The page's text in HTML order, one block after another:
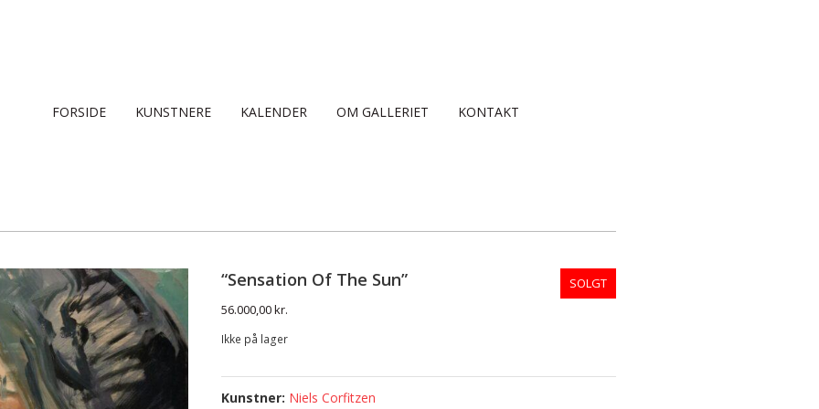
FORSIDE KUNSTNERE KALENDER OM GALLERIET KONTAKT
SOLGT
“Sensation Of The Sun”
56.000,00kr.
Ikke på lager
Niels Corfitzen